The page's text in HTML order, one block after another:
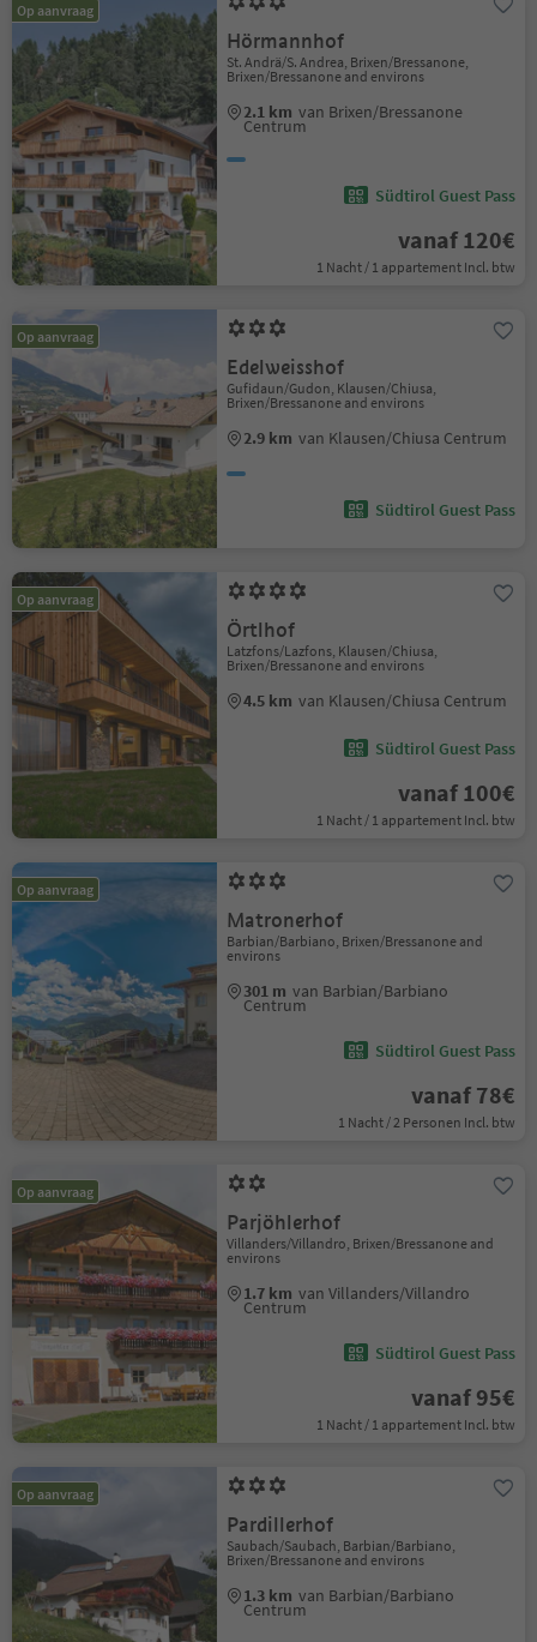
Op aanvraag
Hörmannhof
St. Andrä/S. Andrea, Brixen/Bressanone,
Brixen/Bressanone and environs
2.1 km van Brixen/Bressanone
Centrum
Südtirol Guest Pass
vanaf 120€
1 Nacht / 1 appartement Incl. btw
Op aanvraag
Edelweisshof
Gufidaun/Gudon, Klausen/Chiusa,
Brixen/Bressanone and environs
2.9 km van Klausen/Chiusa Centrum
Südtirol Guest Pass
Op aanvraag
Örtlhof
Latzfons/Lazfons, Klausen/Chiusa,
Brixen/Bressanone and environs
4.5 km van Klausen/Chiusa Centrum
Südtirol Guest Pass
vanaf 100€
1 Nacht / 1 appartement Incl. btw
Op aanvraag
Matronerhof
Barbian/Barbiano, Brixen/Bressanone and
environs
301 m van Barbian/Barbiano
Centrum
Südtirol Guest Pass
vanaf 78€
1 Nacht / 2 Personen Incl. btw
Op aanvraag
Parjöhlerhof
Villanders/Villandro, Brixen/Bressanone and
environs
1.7 km van Villanders/Villandro
Centrum
Südtirol Guest Pass
vanaf 95€
1 Nacht / 1 appartement Incl. btw
Op aanvraag
Pardillerhof
Saubach/Saubach, Barbian/Barbiano,
Brixen/Bressanone and environs
1.3 km van Barbian/Barbiano
Centrum